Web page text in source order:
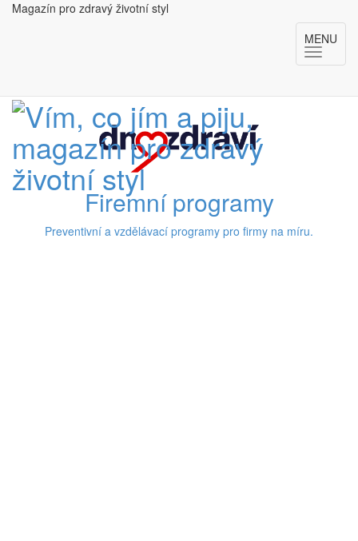
Magazín pro zdravý životní styl
MENU
Firemní programy
Preventivní a vzdělávací programy pro firmy na míru.